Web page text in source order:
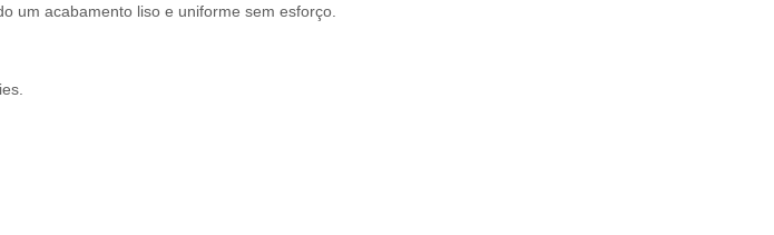
um acabamento liso e uniforme sem esforço.